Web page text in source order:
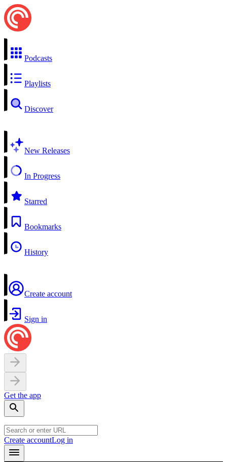
Podcasts
Playlists
Discover
New Releases
In Progress
Starred
Bookmarks
History
Create account
Sign in
Get the app
Create accountLog in